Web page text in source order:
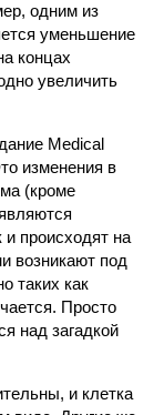
одним из
уменьшение
концах
увеличить
Medical
изменения в
(кроме
происходят на
возникают под
таких как
Просто
над загадкой
и клетка